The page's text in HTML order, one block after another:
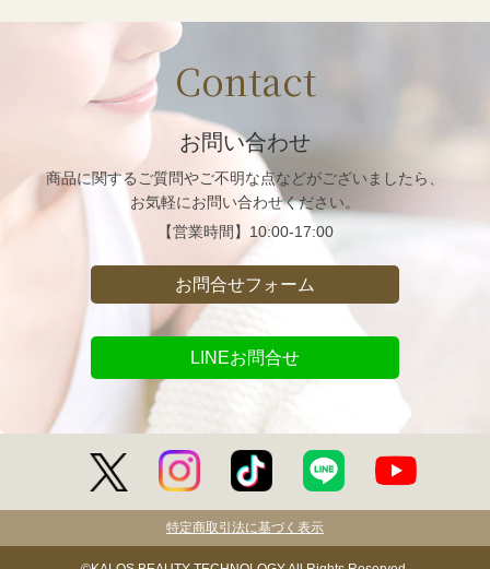
Contact
お問い合わせ
商品に関するご質問やご不明な点などがございましたら、
お気軽にお問い合わせください。
【営業時間】 10:00-17:00
お問合せフォーム
LINEお問合せ
特定商取引法に基づく表示